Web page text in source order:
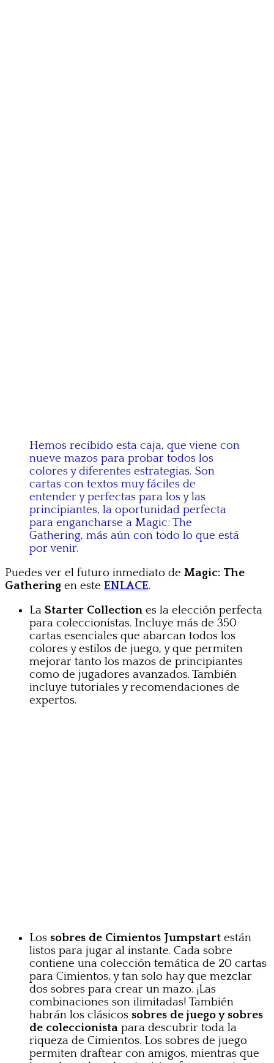
Hemos recibido esta caja, que viene con
nueve mazos para probar todos los
colores y diferentes estrategias. Son
cartas con textos muy fáciles de
entender y perfectas para los y las
principiantes, la oportunidad perfecta
para engancharse a Magic: The
Gathering, más aún con todo lo que está
por venir.
Puedes ver el futuro inmediato de Magic: The
Gathering en este ENLACE.
La Starter Collection es la elección perfecta
para coleccionistas. Incluye más de 350
cartas esenciales que abarcan todos los
colores y estilos de juego, y que permiten
mejorar tanto los mazos de principiantes
como de jugadores avanzados. También
incluye tutoriales y recomendaciones de
expertos.
Los sobres de Cimientos Jumpstart están
listos para jugar al instante. Cada sobre
contiene una colección temática de 20 cartas
para Cimientos, y tan solo hay que mezclar
dos sobres para crear un mazo. ¡Las
combinaciones son ilimitadas! También
habrán los clásicos sobres de juego y sobres
de coleccionista para descubrir toda la
riqueza de Cimientos. Los sobres de juego
permiten draftear con amigos, mientras que